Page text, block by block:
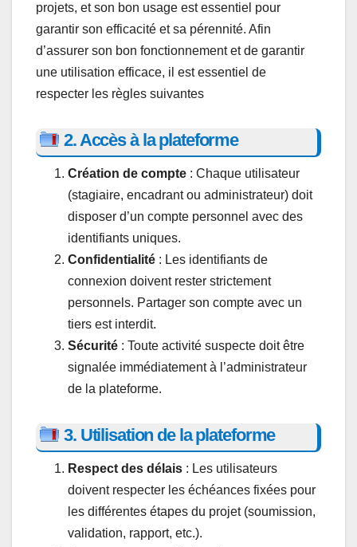
projets, et son bon usage est essentiel pour
garantir son efficacité et sa pérennité. Afin
d’assurer son bon fonctionnement et de garantir
une utilisation efficace, il est essentiel de
respecter les règles suivantes
2. Accès à la plateforme
Création de compte : Chaque utilisateur
(stagiaire, encadrant ou administrateur) doit
disposer d’un compte personnel avec des
identifiants uniques.
Confidentialité : Les identifiants de
connexion doivent rester strictement
personnels. Partager son compte avec un
tiers est interdit.
Sécurité : Toute activité suspecte doit être
signalée immédiatement à l’administrateur
de la plateforme.
3. Utilisation de la plateforme
Respect des délais : Les utilisateurs
doivent respecter les échéances fixées pour
les différentes étapes du projet (soumission,
validation, rapport, etc.).